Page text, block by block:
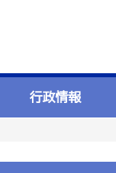
行政情報